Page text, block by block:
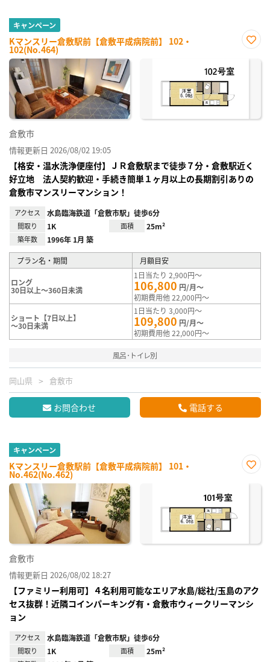
キャンペーン
Kマンスリー倉敷駅前【倉敷平成病院前】 102・
102(No.464)
に入
倉敷市
情報更新日 2026/08/02 19:05
【格安・温水洗浄便座付】ＪＲ倉敷駅まで徒歩７分・倉敷駅近く
好立地 法人契約歓迎・手続き簡単１ヶ月以上の長期割引ありの
倉敷市マンスリーマンション！
アクセス 水島臨海鉄道「倉敷市駅」徒歩6分
間取り 1K 面積 25m²
築年数 1996年 1月 築
プラン名・期間 月額目安
ロング
30日以上～360日未満
1日当たり 2,900円～
106,800 円/月～
初期費用他 22,000円～
ショート【7日以上】
～30日未満
1日当たり 3,000円～
109,800 円/月～
初期費用他 22,000円～
風呂･トイレ別
岡山県 倉敷市
お問合わせ 電話する
キャンペーン
Kマンスリー倉敷駅前【倉敷平成病院前】 101・
No.462(No.462)
に入
倉敷市
情報更新日 2026/08/02 18:27
【ファミリー利用可】４名利用可能なエリア水島/総社/玉島のアク
セス抜群！近隣コインパーキング有・倉敷市ウィークリーマンシ
ョン
アクセス 水島臨海鉄道「倉敷市駅」徒歩6分
間取り 1K 面積 25m²